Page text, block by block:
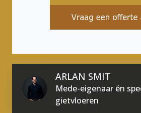
ARLAN SMIT
Mede-eigenaar én
gietvloeren